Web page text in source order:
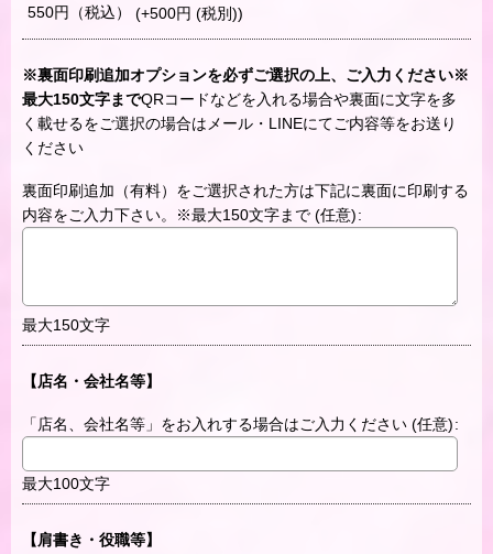
550円（税込） (+500円 (税別))
※裏面印刷追加オプションを必ずご選択の上、ご入力ください※
最大150文字までQRコードなどを入れる場合や裏面に文字を多
く載せるをご選択の場合はメール・LINEにてご内容等をお送り
ください
裏面印刷追加（有料）をご選択された方は下記に裏面に印刷する
内容をご入力下さい。※最大150文字まで (任意):
最大150文字
【店名・会社名等】
「店名、会社名等」をお入れする場合はご入力ください (任意):
最大100文字
【肩書き・役職等】